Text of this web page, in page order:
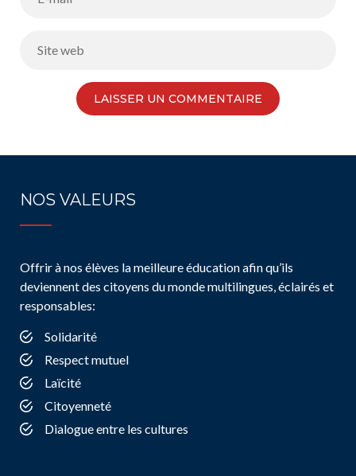
NOS VALEURS
Offrir à nos élèves la meilleure éducation afin qu’ils
deviennent des citoyens du monde multilingues, éclairés et
responsables:
Solidarité
Respect mutuel
Laïcité
Citoyenneté
Dialogue entre les cultures